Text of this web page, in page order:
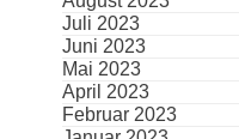
Juli 2023
Juni 2023
Mai 2023
April 2023
Februar 2023